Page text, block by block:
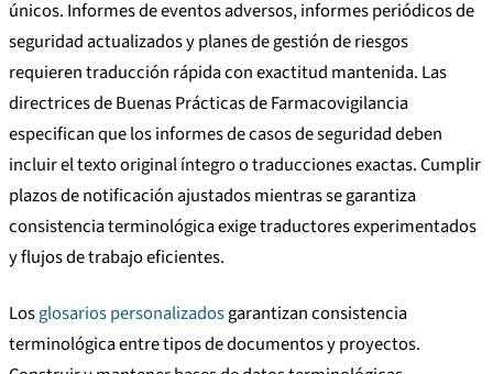
únicos. Informes de eventos adversos, informes periódicos de
seguridad actualizados y planes de gestión de riesgos
requieren traducción rápida con exactitud mantenida. Las
directrices de Buenas Prácticas de Farmacovigilancia
especifican que los informes de casos de seguridad deben
incluir el texto original íntegro o traducciones exactas. Cumplir
plazos de notificación ajustados mientras se garantiza
consistencia terminológica exige traductores experimentados
y flujos de trabajo eficientes.
Losglosarios personalizadosgarantizan consistencia
terminológica entre tipos de documentos y proyectos.